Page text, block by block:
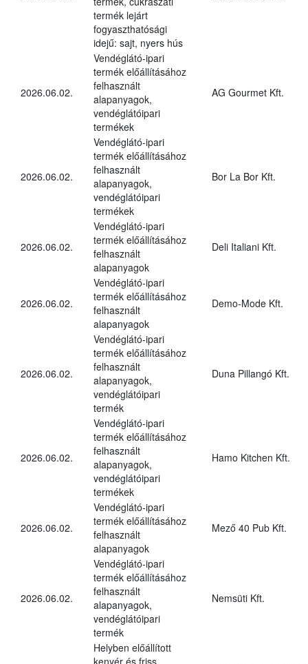
termék lejárt
fogyaszthatósági
idejű: sajt, nyers hús
2026.06.02.
Vendéglátó-ipari
termék előállításához
felhasznált
alapanyagok,
vendéglátóipari
termékek
AG Gourmet Kft.
2026.06.02.
Vendéglátó-ipari
termék előállításához
felhasznált
alapanyagok,
vendéglátóipari
termékek
Bor La Bor Kft.
2026.06.02.
Vendéglátó-ipari
termék előállításához
felhasznált
alapanyagok
Deli Italiani Kft.
2026.06.02.
Vendéglátó-ipari
termék előállításához
felhasznált
alapanyagok
Demo-Mode Kft.
2026.06.02.
Vendéglátó-ipari
termék előállításához
felhasznált
alapanyagok,
vendéglátóipari
termék
Duna Pillangó Kft.
2026.06.02.
Vendéglátó-ipari
termék előállításához
felhasznált
alapanyagok,
vendéglátóipari
termékek
Hamo Kitchen Kft.
2026.06.02.
Vendéglátó-ipari
termék előállításához
felhasznált
alapanyagok
Mező 40 Pub Kft.
2026.06.02.
Vendéglátó-ipari
termék előállításához
felhasznált
alapanyagok,
vendéglátóipari
termék
Nemsüti Kft.
Helyben előállított
kenyér és friss